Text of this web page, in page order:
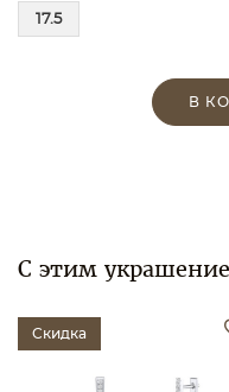
17.5
В
С этим
Скидка